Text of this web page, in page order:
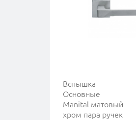
Вспышка
Основные
Manital матовый
хром пара ручек